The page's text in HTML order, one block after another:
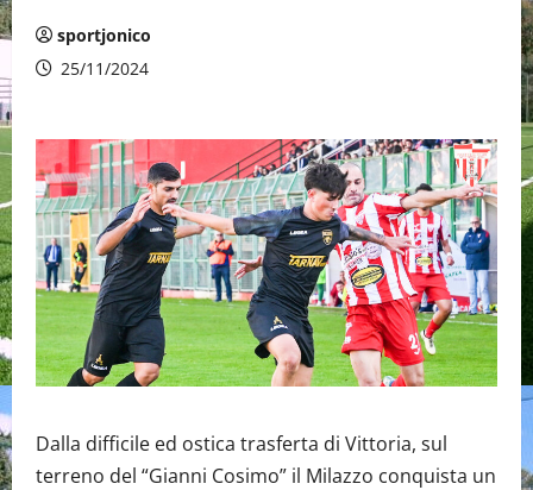
sportjonico
25/11/2024
Dalla difficile ed ostica trasferta di Vittoria, sul
terreno del “Gianni Cosimo” il Milazzo conquista un